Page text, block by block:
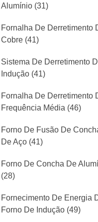
Alumínio (31)
Fornalha De Derretimento
Cobre (41)
Sistema De Derretimento
Indução (41)
Fornalha De Derretimento
Frequência Média (46)
Forno De Fusão De
De Aço (41)
Forno De Concha De
(28)
Fornecimento De Energia
Forno De Indução (49)